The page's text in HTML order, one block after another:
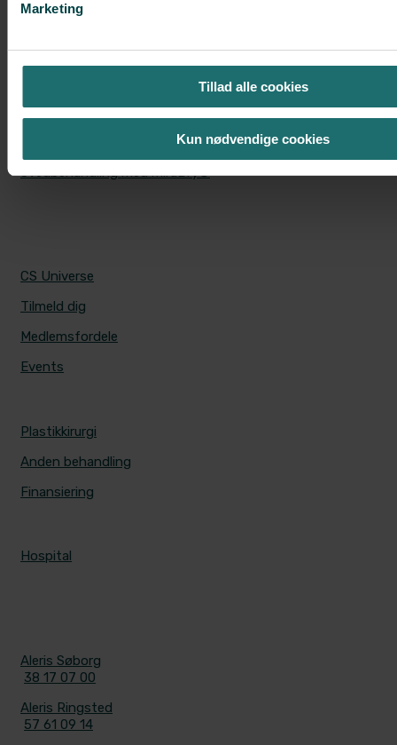
Marketing
Tillad alle cookies
Kun nødvendige cookies
Plastikkirurgi efter stort vægttab
Mommy makeover
Ponytail Facelift
Svedbehandling med miraDry®
CS Universe
Tilmeld dig
Medlemsfordele
Events
Plastikkirurgi
Anden behandling
Finansiering
Hospital
Aleris Søborg
38 17 07 00
Aleris Ringsted
57 61 09 14